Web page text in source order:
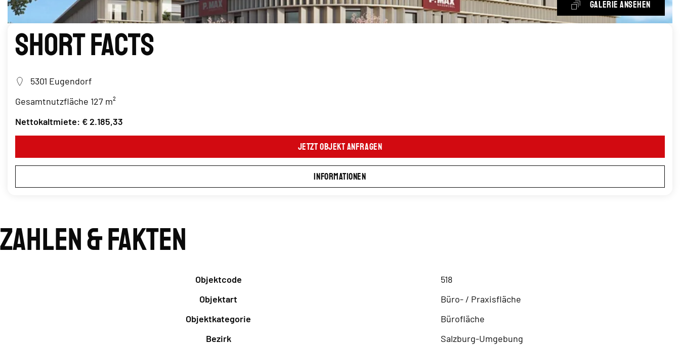
Galerie ansehen
Short Facts
5301 Eugendorf
Gesamtnutzfläche 127 m²
Nettokaltmiete: € 2.185,33
Jetzt Objekt anfragen
Informationen
Zahlen & Fakten
Objektcode
518
Objektart
Büro- / Praxisfläche
Objektkategorie
Bürofläche
Bezirk
Salzburg-Umgebung